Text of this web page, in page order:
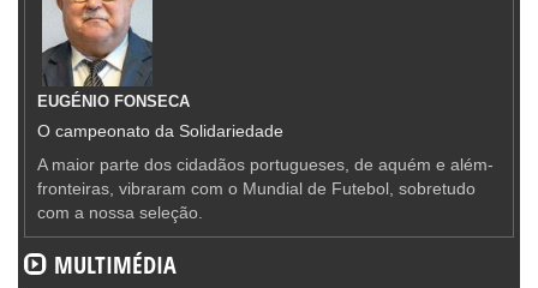
EUGÉNIO FONSECA
O campeonato da Solidariedade
A maior parte dos cidadãos portugueses, de aquém e além-
fronteiras, vibraram com o Mundial de Futebol, sobretudo
com a nossa seleção.
MULTIMÉDIA